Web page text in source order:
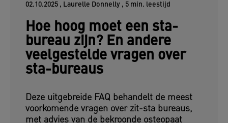
02.10.2025 , Laurelle Donnelly , 5 min. leestijd
Hoe hoog moet een sta-
bureau zijn? En andere
veelgestelde vragen over
sta-bureaus
Deze uitgebreide FAQ behandelt de meest
voorkomende vragen over zit-sta bureaus,
met advies van de bekroonde osteopaat